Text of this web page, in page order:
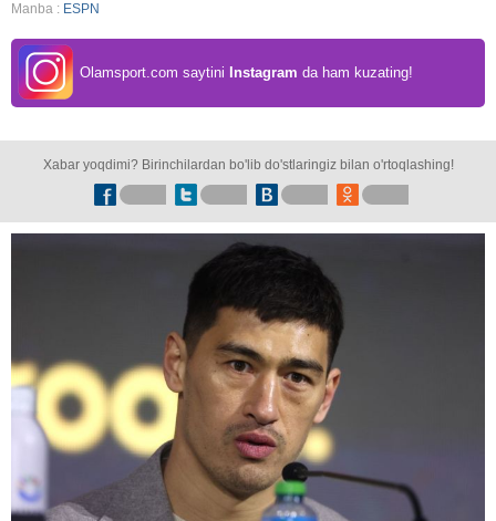
Manba : ESPN
Olamsport.com saytini Instagram da ham kuzating!
Xabar yoqdimi? Birinchilardan bo'lib do'stlaringiz bilan o'rtoqlashing!